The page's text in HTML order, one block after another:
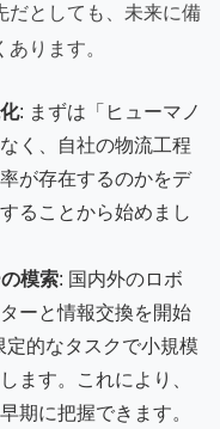
だとしても、未来に備
ります。
: まずは「ヒューマノ
く、自社の物流工程
が存在するのかをデ
ることから始めまし
模索: 国内外のロボ
ーと情報交換を開始
定的なタスクで小規模
ます。これにより、
期に把握できます。